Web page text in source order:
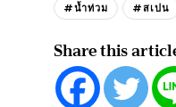
#น้ำท่วม #สเปน
Share this